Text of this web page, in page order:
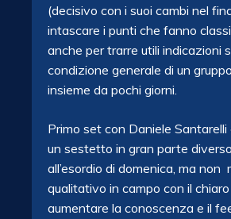
(decisivo con i suoi cambi nel
intascare i punti che fanno
anche per trarre utili indicazioni
condizione generale di un
insieme da pochi giorni.
Primo set con Daniele
un sestetto in gran parte
all’esordio di domenica, ma non
qualitativo in campo con il
aumentare la conoscenza e il